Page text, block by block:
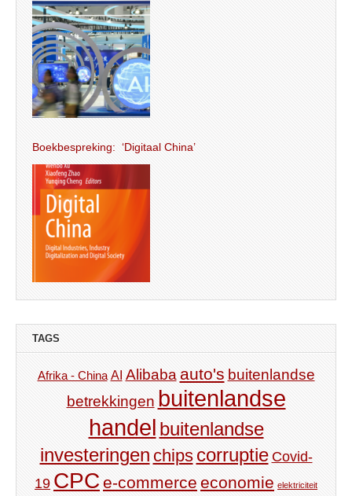
Boekbespreking: ‘Digitaal China’
TAGS
Afrika - China AI Alibaba auto's buitenlandse
betrekkingen buitenlandse
handel buitenlandse
investeringen chips corruptie Covid-
19 CPC e-commerce economie elektriciteit